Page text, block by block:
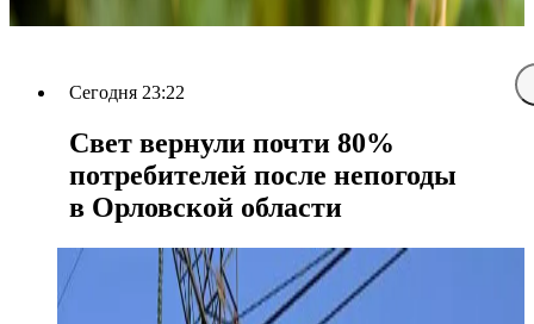
Сегодня 23:22
Свет вернули почти 80%
потребителей после непогоды
в Орловской области